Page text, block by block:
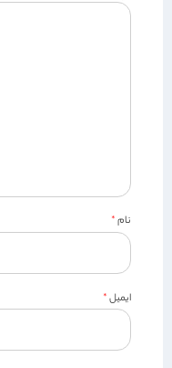
نام*
ایمیل*